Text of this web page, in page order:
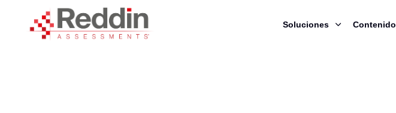
navigation
Soluciones Contenido